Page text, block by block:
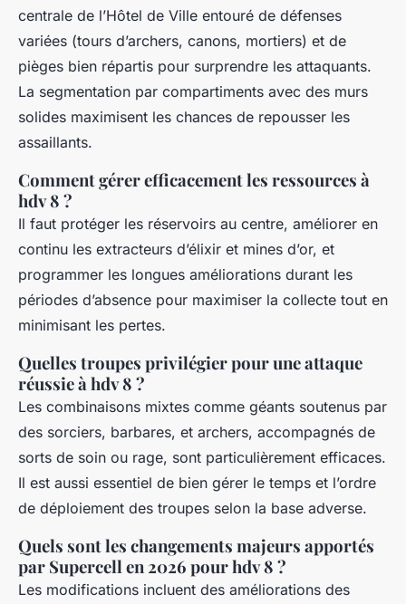
centrale de l’Hôtel de Ville entouré de défenses
variées (tours d’archers, canons, mortiers) et de
pièges bien répartis pour surprendre les attaquants.
La segmentation par compartiments avec des murs
solides maximisent les chances de repousser les
assaillants.
Comment gérer efficacement les ressources à
hdv 8 ?
Il faut protéger les réservoirs au centre, améliorer en
continu les extracteurs d’élixir et mines d’or, et
programmer les longues améliorations durant les
périodes d’absence pour maximiser la collecte tout en
minimisant les pertes.
Quelles troupes privilégier pour une attaque
réussie à hdv 8 ?
Les combinaisons mixtes comme géants soutenus par
des sorciers, barbares, et archers, accompagnés de
sorts de soin ou rage, sont particulièrement efficaces.
Il est aussi essentiel de bien gérer le temps et l’ordre
de déploiement des troupes selon la base adverse.
Quels sont les changements majeurs apportés
par Supercell en 2026 pour hdv 8 ?
Les modifications incluent des améliorations des